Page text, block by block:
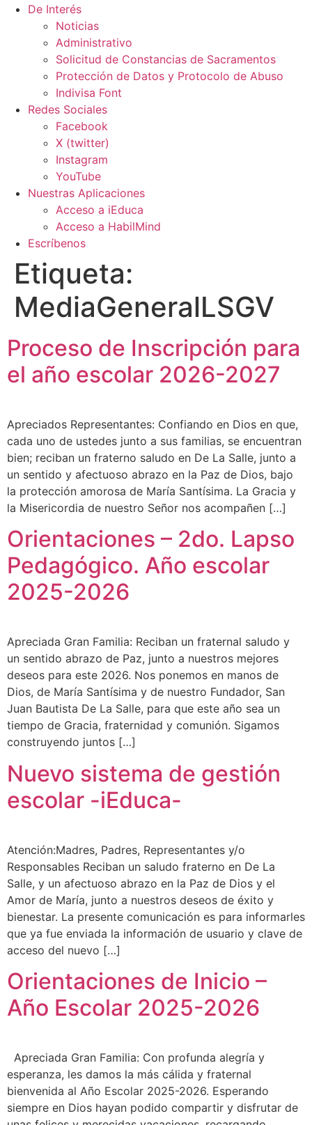
De Interés
Noticias
Administrativo
Solicitud de Constancias de Sacramentos
Protección de Datos y Protocolo de Abuso
Indivisa Font
Redes Sociales
Facebook
X (twitter)
Instagram
YouTube
Nuestras Aplicaciones
Acceso a iEduca
Acceso a HabilMind
Escríbenos
Etiqueta:
MediaGeneralLSGV
Proceso de Inscripción para
el año escolar 2026-2027
Apreciados Representantes: Confiando en Dios en que,
cada uno de ustedes junto a sus familias, se encuentran
bien; reciban un fraterno saludo en De La Salle, junto a
un sentido y afectuoso abrazo en la Paz de Dios, bajo
la protección amorosa de María Santísima. La Gracia y
la Misericordia de nuestro Señor nos acompañen […]
Orientaciones – 2do. Lapso
Pedagógico. Año escolar
2025-2026
Apreciada Gran Familia: Reciban un fraternal saludo y
un sentido abrazo de Paz, junto a nuestros mejores
deseos para este 2026. Nos ponemos en manos de
Dios, de María Santísima y de nuestro Fundador, San
Juan Bautista De La Salle, para que este año sea un
tiempo de Gracia, fraternidad y comunión. Sigamos
construyendo juntos […]
Nuevo sistema de gestión
escolar -iEduca-
Atención:Madres, Padres, Representantes y/o
Responsables Reciban un saludo fraterno en De La
Salle, y un afectuoso abrazo en la Paz de Dios y el
Amor de María, junto a nuestros deseos de éxito y
bienestar. La presente comunicación es para informarles
que ya fue enviada la información de usuario y clave de
acceso del nuevo […]
Orientaciones de Inicio –
Año Escolar 2025-2026
Apreciada Gran Familia: Con profunda alegría y
esperanza, les damos la más cálida y fraternal
bienvenida al Año Escolar 2025-2026. Esperando
siempre en Dios hayan podido compartir y disfrutar de